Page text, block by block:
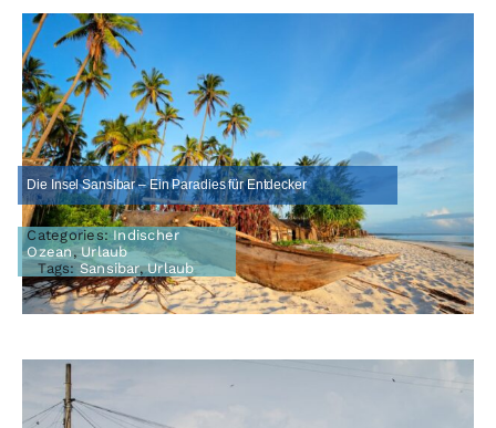
Die Insel Sansibar – Ein Paradies für Entdecker
Categories:Indischer
Ozean ,Urlaub
Tags: Sansibar,Urlaub